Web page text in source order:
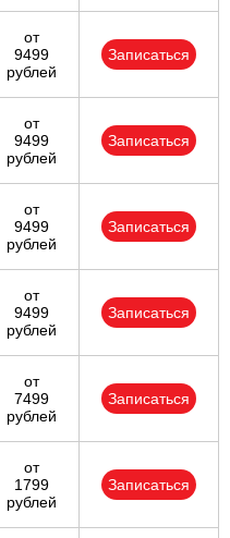
от
9499
рублей
Записаться
от
9499
рублей
Записаться
от
9499
рублей
Записаться
от
9499
рублей
Записаться
от
7499
рублей
Записаться
от
1799
рублей
Записаться